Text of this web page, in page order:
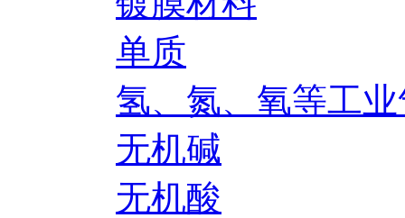
单质
氢、氮、氧等工
无机碱
无机酸